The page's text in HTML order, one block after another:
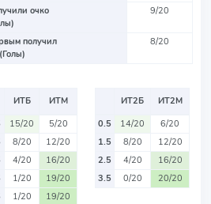
очко
9/20
получил
8/20
ИТБ
ИТМ
15/20
5/20
8/20
12/20
4/20
16/20
1/20
19/20
1/20
19/20
ИТ2Б
ИТ2М
0.5
14/20
6/20
1.5
8/20
12/20
2.5
4/20
16/20
3.5
0/20 20/20